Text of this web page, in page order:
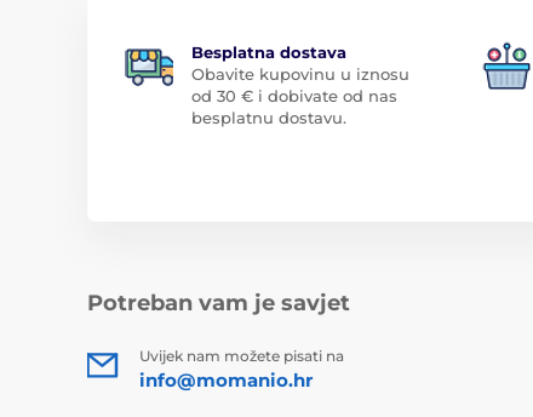
Besplatna dostava
Obavite kupovinu u iznosu
od 30 € i dobivate od nas
besplatnu dostavu.
Potreban vam je savjet
Uvijek nam možete pisati na
info@momanio.hr